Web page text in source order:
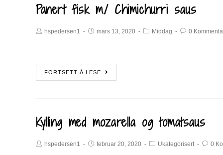
Panert fisk m/ Chimichurri saus
hspedersen1 mars 13, 2020 Middag 0
FORTSETT Å LESE
Kylling med mozarella og tomatsaus
hspedersen1 februar 20, 2020 Ukategorisert 0